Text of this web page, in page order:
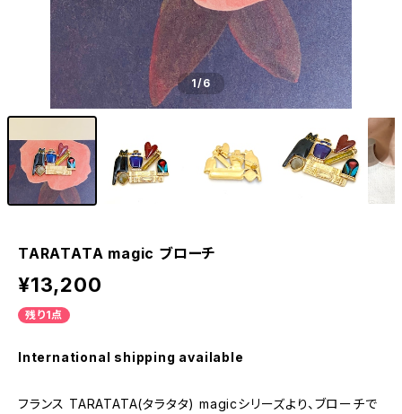
1/6
TARATATA magic ブローチ
¥13,200
残り1点
International shipping available
フランス TARATATA(タラタタ) magicシリーズより、ブローチで